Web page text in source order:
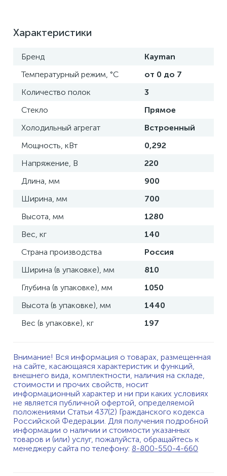
Характеристики
Бренд
Kayman
Температурный режим, °С
от 0 до 7
Количество полок
3
Стекло
Прямое
Холодильный агрегат
Встроенный
Мощность, кВт
0,292
Напряжение, В
220
Длина, мм
900
Ширина, мм
700
Высота, мм
1280
Вес, кг
140
Страна производства
Россия
Ширина (в упаковке), мм
810
Глубина (в упаковке), мм
1050
Высота (в упаковке), мм
1440
Вес (в упаковке), кг
197
Внимание! Вся информация о товарах, размещенная
на сайте, касающаяся характеристик и функций,
внешнего вида, комплектности, наличия на складе,
стоимости и прочих свойств, носит
информационный характер и ни при каких условиях
не является публичной офертой, определяемой
положениями Статьи 437(2) Гражданского кодекса
Российской Федерации. Для получения подробной
информации о наличии и стоимости указанных
товаров и (или) услуг, пожалуйста, обращайтесь к
менеджеру сайта по телефону: 8-800-550-4-660